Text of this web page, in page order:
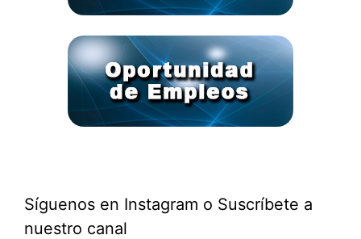
Síguenos en Instagram o Suscríbete a
nuestro canal